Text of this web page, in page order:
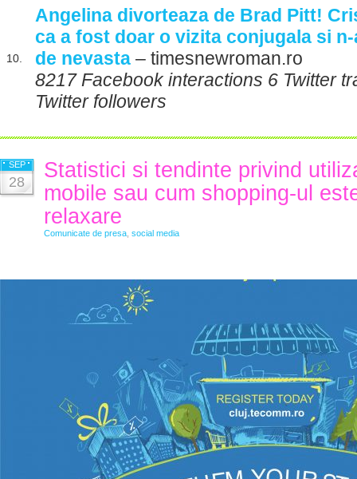
10.
Angelina divorteaza de Brad Pitt!
ca a fost doar o vizita conjugala si
de nevasta – timesnewroman.ro
8217 Facebook interactions 6 Twitter
Twitter followers
SEP
28
Statistici si tendinte privind
mobile sau cum shopping-ul
relaxare
Comunicate de presa social media